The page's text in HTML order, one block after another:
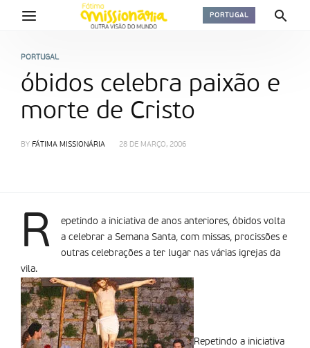
PORTUGAL
PORTUGAL
óbidos celebra paixão e
morte de Cristo
BY FÁTIMA MISSIONÁRIA 28 DE MARÇO, 2006
R
epetindo a iniciativa de anos anteriores, óbidos volta
a celebrar a Semana Santa, com missas, procissões e
outras celebrações a ter lugar nas várias igrejas da
vila.
Repetindo a iniciativa